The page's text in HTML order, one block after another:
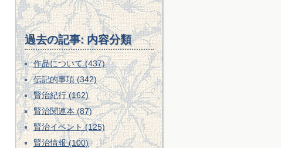
過去の記事: 内容分類
作品について (437)
伝記的事項 (342)
賢治紀行 (162)
賢治関連本 (87)
賢治イベント (125)
賢治情報 (100)